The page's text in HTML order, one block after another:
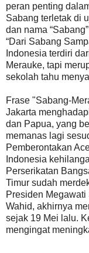
peran penting
Sabang terletak di
dan nama
“Dari Sabang
Indonesia terdiri
Merauke, tapi
sekolah tahu
Frase "Sabang-
Jakarta
dan Papua, yang
memanas lagi
Pemberontakan
Indonesia
Perserikatan
Timur sudah
Presiden
Wahid, akhirnya
sejak 19 Mei lalu.
mengingat